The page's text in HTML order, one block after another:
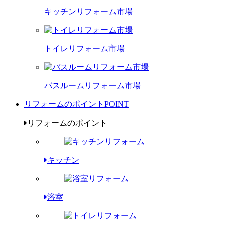
キッチンリフォーム市場
トイレリフォーム市場
バスルームリフォーム市場
リフォームのポイント POINT
リフォームのポイント
キッチン
浴室